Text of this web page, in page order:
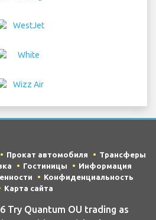
Прокат автомобиля
Трансферы
Гостиницы
Информация
Конфиденциальность
Карта сайта
Try Quantum OU trading as